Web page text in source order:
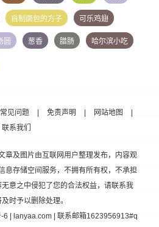
自制面包的方子 可乐鸡翅
圆 葱香 腊肠 哈尔滨小吃
常见问题 免责声明 网站地图
联系我们
章及图片由互联网用户整理发布，内容观
息存储空间服务，不拥有所有权，不承担
意之中侵犯了您的合法权益，请联系我
时予以删除处理。
6 | lanyaa.com | 联系邮箱1623956913#q